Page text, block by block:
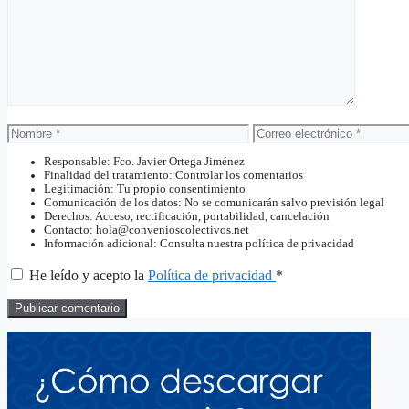
Nombre
Correo
electrónico
Responsable: Fco. Javier Ortega Jiménez
Finalidad del tratamiento: Controlar los comentarios
Legitimación: Tu propio consentimiento
Comunicación de los datos: No se comunicarán salvo previsión legal
Derechos: Acceso, rectificación, portabilidad, cancelación
Contacto: hola@convenioscolectivos.net
Información adicional: Consulta nuestra política de privacidad
He leído y acepto la Política de privacidad *